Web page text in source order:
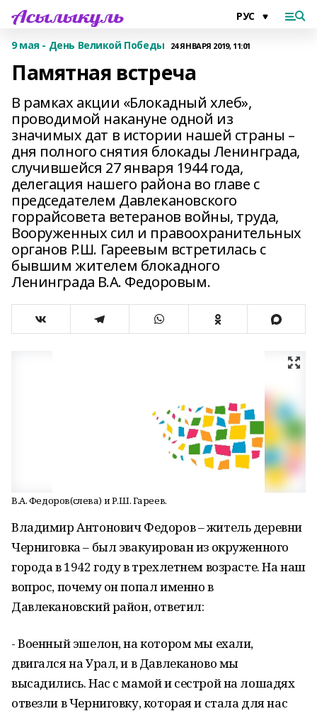
9 мая - День Великой Победы 24 ЯНВАРЯ 2019, 11:01
Памятная встреча
В рамках акции «Блокадный хлеб»,
проводимой накануне одной из
значимых дат в истории нашей страны –
дня полного снятия блокады Ленинграда,
случившейся 27 января 1944 года,
делегация нашего района во главе с
председателем Давлекановского
горрайсовета ветеранов войны, труда,
Вооруженных сил и правоохранительных
органов Р.Ш. Гареевым встретилась с
бывшим жителем блокадного
Ленинграда В.А. Федоровым.
В.А. Федоров(слева) и Р.Ш. Гареев.
Владимир Антонович Федоров – житель деревни
Черниговка – был эвакуирован из окруженного
города в 1942 году в трехлетнем возрасте. На наш
вопрос, почему он попал именно в
Давлекановский район, ответил:
- Военный эшелон, на котором мы ехали,
двигался на Урал, и в Давлеканово мы
высадились. Нас с мамой и сестрой на лошадях
отвезли в Черниговку, которая и стала для нас